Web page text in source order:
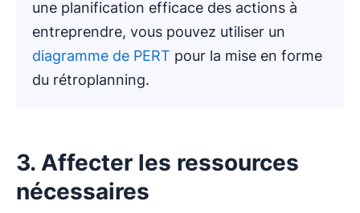
une planification efficace des actions à
entreprendre, vous pouvez utiliser un
diagramme de PERT pour la mise en forme
du rétroplanning.
3. Affecter les ressources
nécessaires